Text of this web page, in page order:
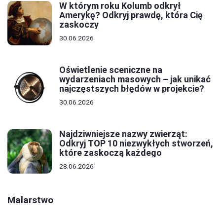
W którym roku Kolumb odkrył
Amerykę? Odkryj prawdę, która Cię
zaskoczy
30.06.2026
Oświetlenie sceniczne na
wydarzeniach masowych – jak unikać
najczęstszych błędów w projekcie?
30.06.2026
Najdziwniejsze nazwy zwierząt:
Odkryj TOP 10 niezwykłych stworzeń,
które zaskoczą każdego
28.06.2026
Malarstwo